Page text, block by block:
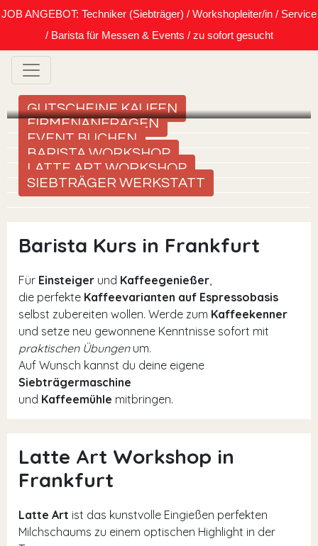
JOB ANGEBOT: Techniker (Siebträger) / Workshopleiter/in / Service
/ Barista für Messen & Events / zu sofort gesucht
GUTSCHEINE KAUFEN
FIRMENANFRAGEN
EVENT BUCHEN
BARISTA WORKSHOP
LATTE ART WORKSHOP
SIEBTRÄGER WERKSTATT
Barista Kurs in Frankfurt
Für Einsteiger und Kaffeegenießer,
die perfekte Kaffeevarianten auf Espressobasis
selbst zubereiten wollen. Werde zum Kaffeekenner
und setze neu gewonnene Kenntnisse sofort mit
praktischen Übungenum.
Auf Wunsch kannst du deine eigene
Siebträgermaschine
und Kaffeemühle mitbringen.
Latte Art Workshop in
Frankfurt
Latte Art ist das kunstvolle Eingießen perfekten
Milchschaums zu einem optischen Highlight in der